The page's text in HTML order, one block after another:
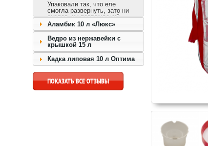
Упаковали так, что еле
смогла развернуть, зато ни
сколов, ни повреждений.
Сразу видно,
ответственный продавец и
доставка быстрая.
перейти к товару >>
Аламбик 10 л «Люкс»
Ведро из нержавейки с
крышкой 15 л
Кадка липовая 10 л Оптима
ПОКАЗАТЬ ВСЕ ОТЗЫВЫ